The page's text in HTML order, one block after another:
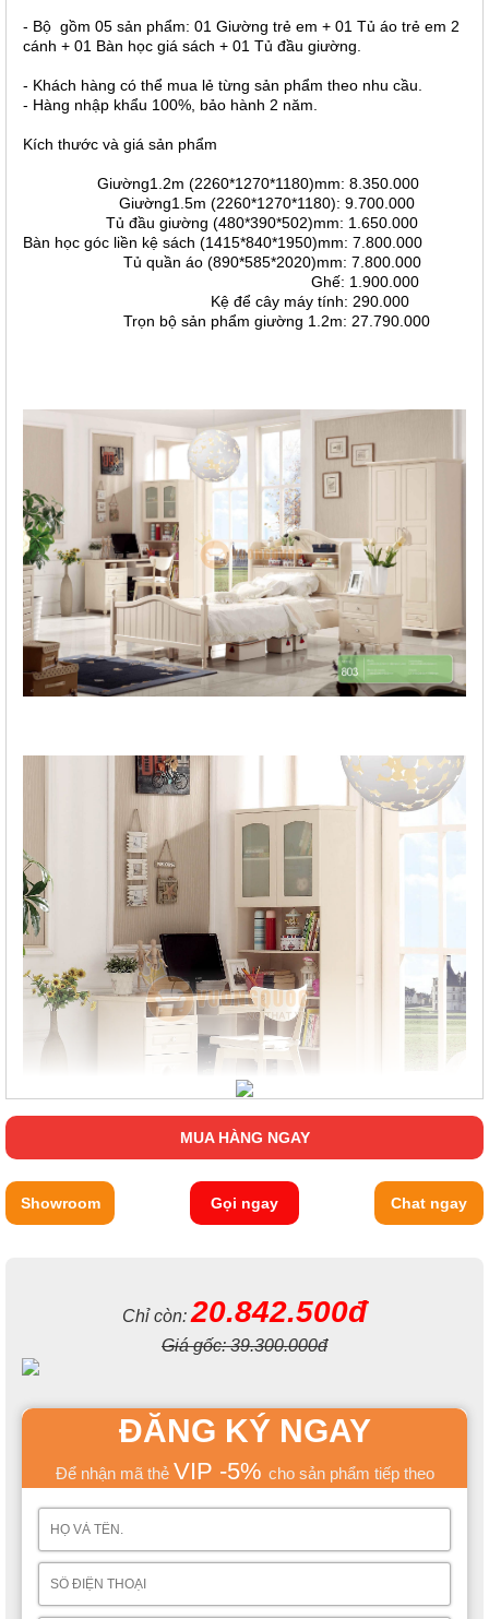
- Bộ gồm 05 sản phẩm: 01 Giường trẻ em + 01 Tủ áo trẻ em 2
cánh + 01 Bàn học giá sách + 01 Tủ đầu giường.
- Khách hàng có thể mua lẻ từng sản phẩm theo nhu cầu.
- Hàng nhập khẩu 100%, bảo hành 2 năm.
Kích thước và giá sản phẩm
Giường1.2m (2260*1270*1180)mm: 8.350.000
Giường1.5m (2260*1270*1180): 9.700.000
Tủ đầu giường (480*390*502)mm: 1.650.000
Bàn học góc liền kệ sách (1415*840*1950)mm: 7.800.000
Tủ quần áo (890*585*2020)mm: 7.800.000
Ghế: 1.900.000
Kệ để cây máy tính: 290.000
Trọn bộ sản phẩm giường 1.2m: 27.790.000
thoải mái và thú vị sau những giờ học tập, vui chơi trên chiếc
giường êm ái này.
MUA HÀNG NGAY
Showroom Gọi ngay Chat ngay
Chỉ còn:20.842.500đ
Giá gốc:39.300.000đ
ĐĂNG KÝ NGAY
Để nhận mã thẻ VIP -5% cho sản phẩm tiếp theo